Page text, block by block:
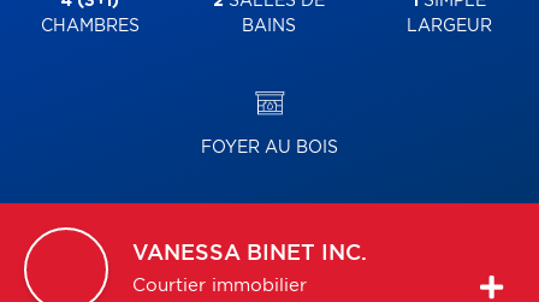
CHAMBRES
BAINS
LARGEUR
FOYER AU BOIS
VANESSA BINET INC.
Courtier immobilier